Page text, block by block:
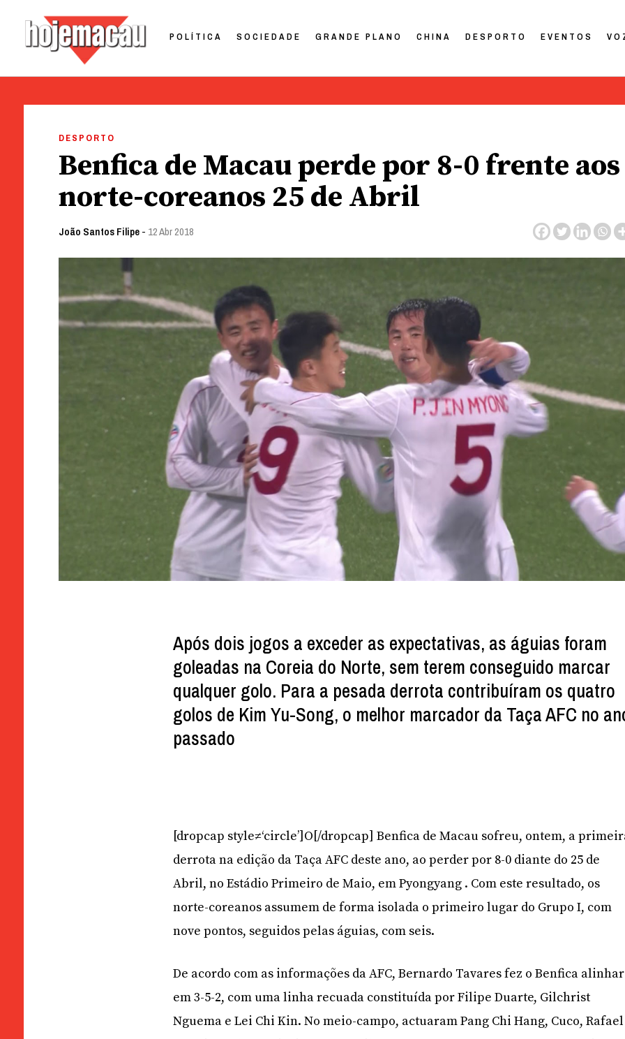
POLÍTICA SOCIEDADE GRANDE PLANO CHINA DESPORTO EVENTOS
DESPORTO
Benfica de Macau perde por 8-0 frente aos
norte-coreanos 25 de Abril
João Santos Filipe- 12 Abr 2018
Após dois jogos a exceder as expectativas, as águias foram
goleadas na Coreia do Norte, sem terem conseguido marcar
qualquer golo. Para a pesada derrota contribuíram os quatro
golos de Kim Yu-Song, o melhor marcador da Taça AFC no
passado
[dropcap style≠‘circle’]O[/dropcap] Benfica de Macau sofreu, ontem, a
derrota na edição da Taça AFC deste ano, ao perder por 8-0 diante do 25 de
Abril, no Estádio Primeiro de Maio, em Pyongyang . Com este resultado, os
norte-coreanos assumem de forma isolada o primeiro lugar do Grupo I, com
nove pontos, seguidos pelas águias, com seis.
De acordo com as informações da AFC, Bernardo Tavares fez o Benfica alinhar
em 3-5-2, com uma linha recuada constituída por Filipe Duarte, Gilchrist
Nguema e Lei Chi Kin. No meio-campo, actuaram Pang Chi Hang, Cuco, Rafael